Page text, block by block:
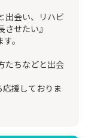
出会い、リハビ
せたい』
。
たちなどと出会
援しておりま